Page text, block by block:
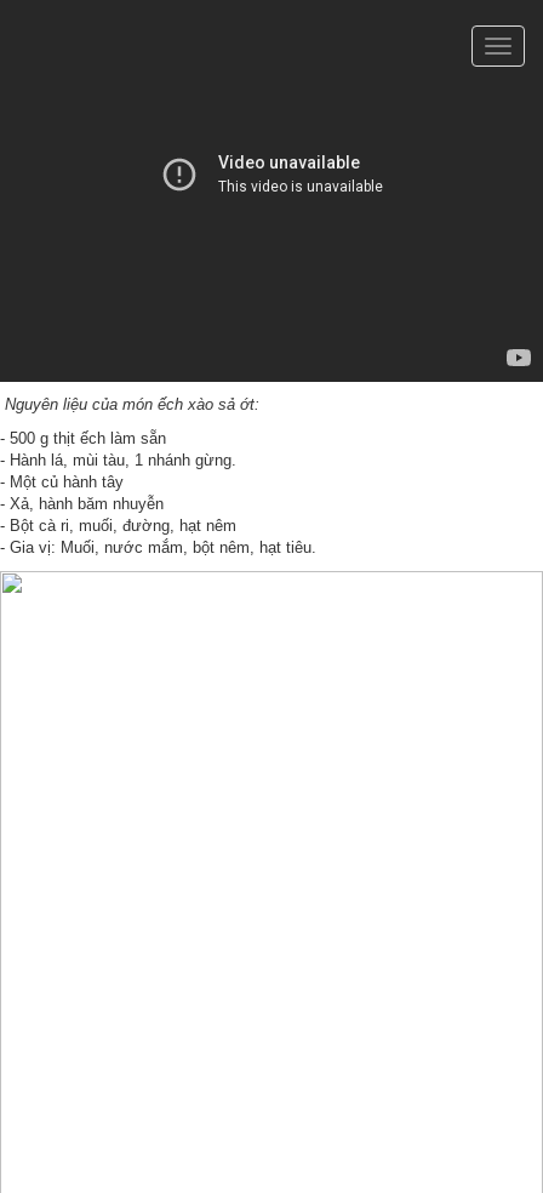
Nguyên liệu của món ếch xào sả ớt:
- 500 g thịt ếch làm sẵn
- Hành lá, mùi tàu, 1 nhánh gừng.
- Một củ hành tây
- Xả, hành băm nhuyễn
- Bột cà ri, muối, đường, hạt nêm
- Gia vị: Muối, nước mắm, bột nêm, hạt tiêu.
Toggle